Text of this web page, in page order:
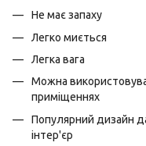
Не має запаху
Легко миється
Легка вага
Можна
приміщеннях
Популярний дизайн
інтер'єр